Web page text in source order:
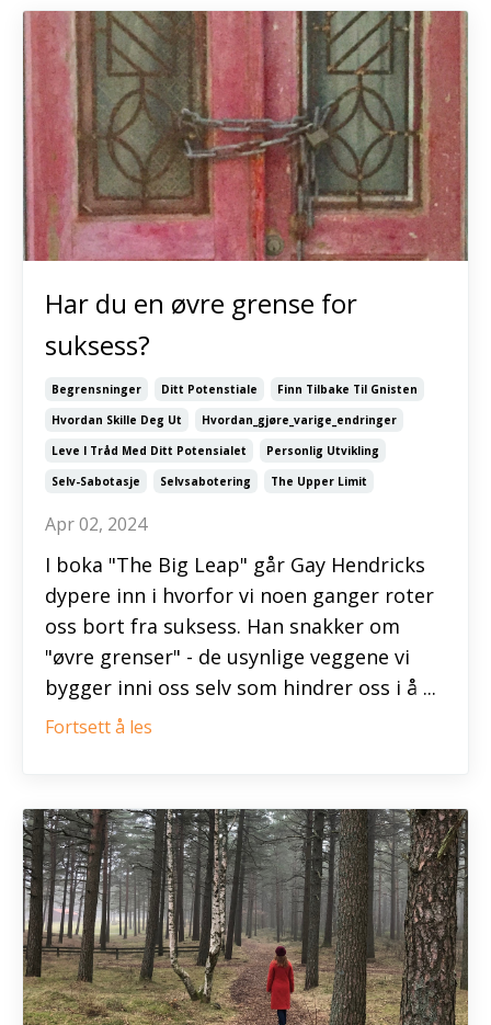
Har du en øvre grense for
suksess?
Begrensninger Ditt Potenstiale
Finn Tilbake Til Gnisten
Hvordan Skille Deg Ut
Hvordan_gjøre_varige_endringer
Leve I Tråd Med Ditt Potensialet
Personlig Utvikling
Selv-Sabotasje
Selvsabotering The Upper Limit
Apr 02, 2024
I boka "The Big Leap" går Gay Hendricks
dypere inn i hvorfor vi noen ganger roter
oss bort fra suksess. Han snakker om
"øvre grenser" - de usynlige veggene vi
bygger inni oss selv som hindrer oss i å ...
Fortsett å les